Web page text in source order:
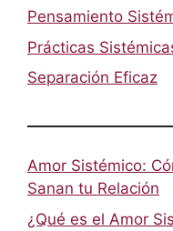
Pensamiento
Prácticas
Separación Eficaz
Amor Sistémico:
Sanan tu Relación
¿Qué es el Amor